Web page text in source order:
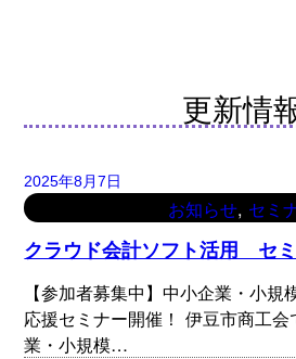
更新情
2025年8月7日
お知らせ, セミ
【参加者募集中】中小企業・小規
応援セミナー開催！ 伊豆市商工
業・小規模…